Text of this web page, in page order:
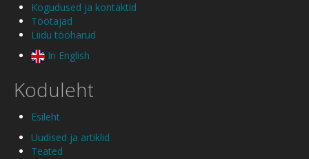
Kogudused ja kontaktid
Töötajad
Liidu tööharud
In English
Koduleht
Esileht
Uudised ja artiklid
Teated